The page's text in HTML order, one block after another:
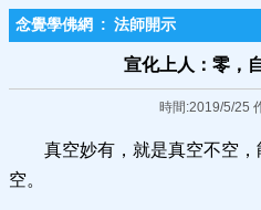
念覺學佛網 : 法師開示
宣化上人：零，
時間:2019/5/25
真空妙有，就是真空不空
空。